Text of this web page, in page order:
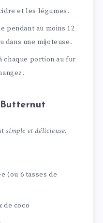
et les légumes.
pendant au moins 12
dans une mijoteuse.
chaque portion au fur
simple et délicieuse.
(ou 6 tasses de
de coco